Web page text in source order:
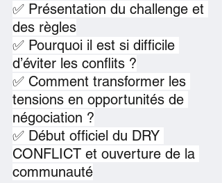
✅ Présentation du challenge et
des règles
✅ Pourquoi il est si difficile
d’éviter les conflits ?
✅ Comment transformer les
tensions en opportunités de
négociation ?
✅ Début officiel du DRY
CONFLICT et ouverture de la
communauté